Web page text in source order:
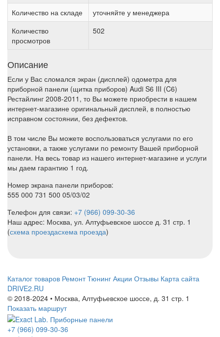
Количество на складе
уточняйте у менеджера
Количество
просмотров
502
Описание
Если у Вас сломался экран (дисплей) одометра для
приборной панели (щитка приборов) Audi S6 III (C6)
Рестайлинг 2008-2011, то Вы можете приобрести в нашем
интернет-магазине оригинальный дисплей, в полностью
исправном состоянии, без дефектов.
В том числе Вы можете воспользоваться услугами по его
установки, а также услугами по ремонту Вашей приборной
панели. На весь товар из нашего интернет-магазине и услуги
мы даем гарантию 1 год.
Номер экрана панели приборов:
555 000 731 500 05/03/02
Телефон для связи: +7 (966) 099-30-36
Наш адрес: Москва, ул. Алтуфьевское шоссе д. 31 стр. 1
(схема проездасхема проезда)
Каталог товаров Ремонт Тюнинг Акции Отзывы Карта сайта
DRIVE2.RU
© 2018-2024 • Москва, Алтуфьевское шоссе, д. 31 стр. 1
Показать маршрут
+7 (966) 099-30-36